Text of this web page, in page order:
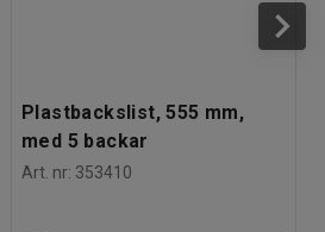
Plastbackslist, 555 mm,
med 5 backar
Art. nr: 353410